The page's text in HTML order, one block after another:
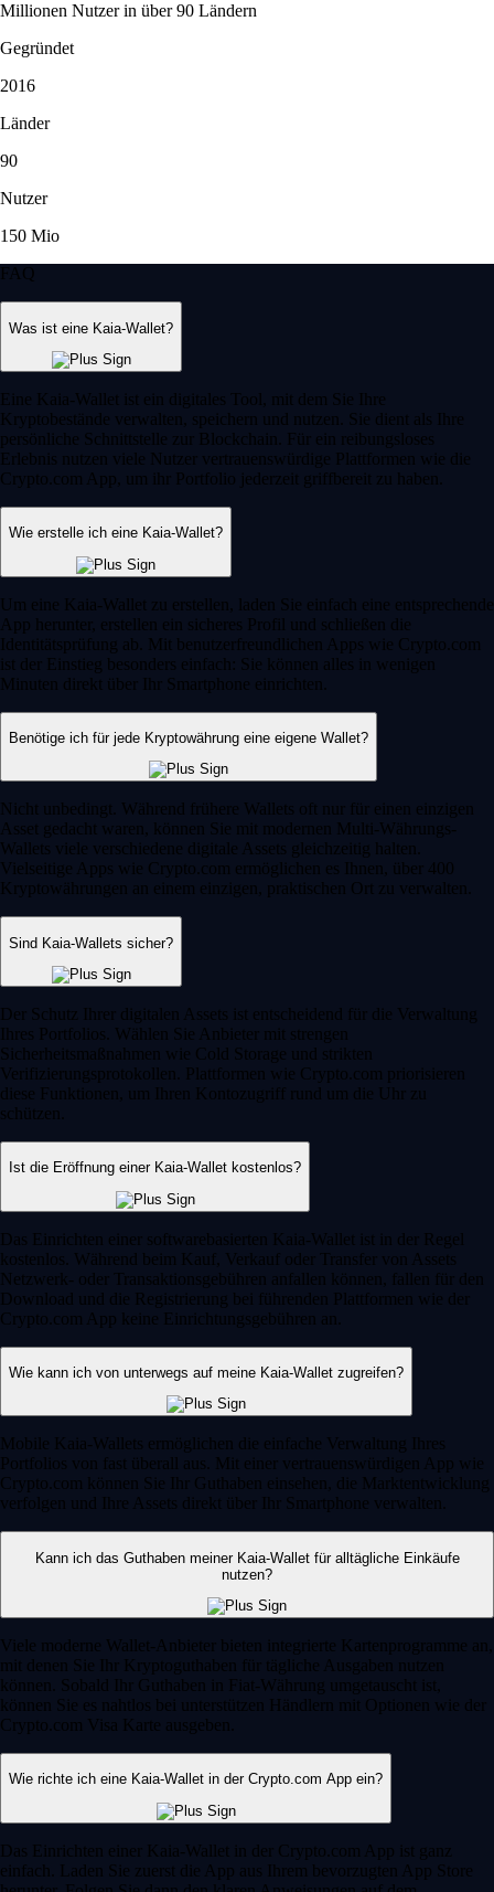
Millionen Nutzer in über 90 Ländern
Gegründet
2016
Länder
90
Nutzer
150 Mio
FAQ
Was ist eine Kaia-Wallet?
Eine Kaia-Wallet ist ein digitales Tool, mit dem Sie Ihre
Kryptobestände verwalten, speichern und nutzen. Sie dient als Ihre
persönliche Schnittstelle zur Blockchain. Für ein reibungsloses
Erlebnis nutzen viele Nutzer vertrauenswürdige Plattformen wie die
Crypto.com App, um ihr Portfolio jederzeit griffbereit zu haben.
Wie erstelle ich eine Kaia-Wallet?
Um eine Kaia-Wallet zu erstellen, laden Sie einfach eine entsprechende
App herunter, erstellen ein sicheres Profil und schließen die
Identitätsprüfung ab. Mit benutzerfreundlichen Apps wie Crypto.com
ist der Einstieg besonders einfach: Sie können alles in wenigen
Minuten direkt über Ihr Smartphone einrichten.
Benötige ich für jede Kryptowährung eine eigene Wallet?
Nicht unbedingt. Während frühere Wallets oft nur für einen einzigen
Asset gedacht waren, können Sie mit modernen Multi-Währungs-
Wallets viele verschiedene digitale Assets gleichzeitig halten.
Vielseitige Apps wie Crypto.com ermöglichen es Ihnen, über 400
Kryptowährungen an einem einzigen, praktischen Ort zu verwalten.
Sind Kaia-Wallets sicher?
Der Schutz Ihrer digitalen Assets ist entscheidend für die Verwaltung
Ihres Portfolios. Wählen Sie Anbieter mit strengen
Sicherheitsmaßnahmen wie Cold Storage und strikten
Verifizierungsprotokollen. Plattformen wie Crypto.com priorisieren
diese Funktionen, um Ihren Kontozugriff rund um die Uhr zu
schützen.
Ist die Eröffnung einer Kaia-Wallet kostenlos?
Das Einrichten einer softwarebasierten Kaia-Wallet ist in der Regel
kostenlos. Während beim Kauf, Verkauf oder Transfer von Assets
Netzwerk- oder Transaktionsgebühren anfallen können, fallen für den
Download und die Registrierung bei führenden Plattformen wie der
Crypto.com App keine Einrichtungsgebühren an.
Wie kann ich von unterwegs auf meine Kaia-Wallet zugreifen?
Mobile Kaia-Wallets ermöglichen die einfache Verwaltung Ihres
Portfolios von fast überall aus. Mit einer vertrauenswürdigen App wie
Crypto.com können Sie Ihr Guthaben einsehen, die Marktentwicklung
verfolgen und Ihre Assets direkt über Ihr Smartphone verwalten.
Kann ich das Guthaben meiner Kaia-Wallet für alltägliche Einkäufe
nutzen?
Viele moderne Wallet-Anbieter bieten integrierte Kartenprogramme an,
mit denen Sie Ihr Kryptoguthaben für tägliche Ausgaben nutzen
können. Sobald Ihr Guthaben in Fiat-Währung umgetauscht ist,
können Sie es nahtlos bei unterstützen Händlern mit Optionen wie der
Crypto.com Visa Karte ausgeben.
Wie richte ich eine Kaia-Wallet in der Crypto.com App ein?
Das Einrichten einer Kaia-Wallet in der Crypto.com App ist ganz
einfach. Laden Sie zuerst die App aus Ihrem bevorzugten App Store